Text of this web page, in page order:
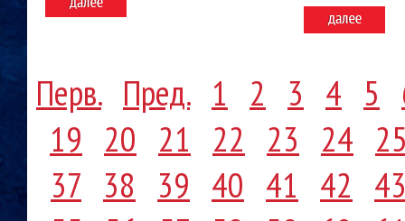
Перв. Пред. 1 2 3 4 5
19 20 21 22 23 24
37 38 39 40 41 42